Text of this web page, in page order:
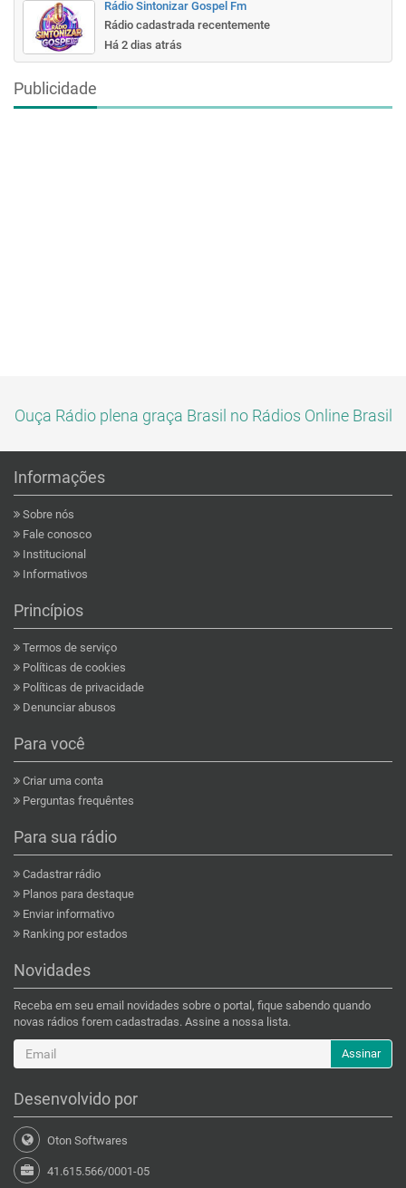
Rádio Sintonizar Gospel Fm
Rádio cadastrada recentemente
Há 2 dias atrás
Publicidade
Ouça Rádio plena graça Brasil no Rádios Online Brasil
Informações
Sobre nós
Fale conosco
Institucional
Informativos
Princípios
Termos de serviço
Políticas de cookies
Políticas de privacidade
Denunciar abusos
Para você
Criar uma conta
Perguntas frequêntes
Para sua rádio
Cadastrar rádio
Planos para destaque
Enviar informativo
Ranking por estados
Novidades
Receba em seu email novidades sobre o portal, fique sabendo quando
novas rádios forem cadastradas. Assine a nossa lista.
Assinar
Desenvolvido por
Oton Softwares
41.615.566/0001-05